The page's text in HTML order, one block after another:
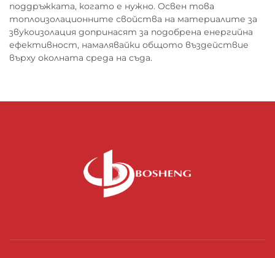
поддръжката, когато е нужно. Освен това
топлоизолационните свойства на материалите за
звукоизолация допринасят за подобрена енергийна
ефективност, намалявайки общото въздействие
върху околната среда на съда.